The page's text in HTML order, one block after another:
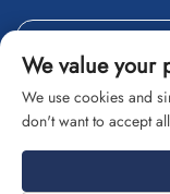
Droits d'auteur ©
We value your
We use cookies and
don't want to accept